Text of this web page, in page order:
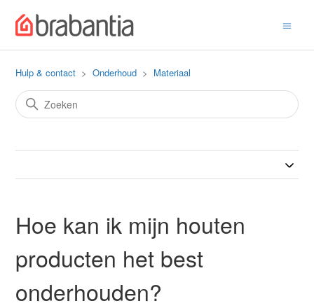
Hulp & contact Onderhoud Materiaal
Hoe kan ik mijn houten
producten het best
onderhouden?